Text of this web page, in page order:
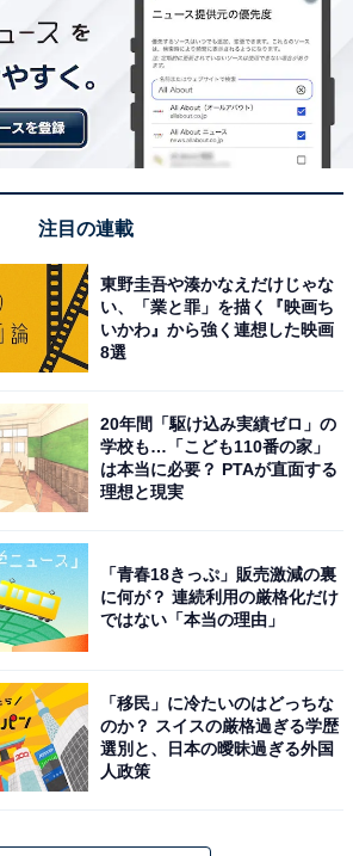
注目の連載
東野圭吾や湊かなえだけじゃな
い、「業と罪」を描く『映画ち
いかわ』から強く連想した映画
8選
20年間「駆け込み実績ゼロ」の
学校も…「こども110番の家」
は本当に必要？ PTAが直面する
理想と現実
「青春18きっぷ」販売激減の裏
に何が？ 連続利用の厳格化だけ
ではない「本当の理由」
「移民」に冷たいのはどっちな
のか？ スイスの厳格過ぎる学歴
選別と、日本の曖昧過ぎる外国
人政策